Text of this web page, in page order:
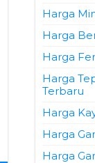
Harga
Harga
Harga
Harga
Terbaru
Harga
Harga
Harga